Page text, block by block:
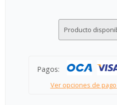
Producto
Pagos:
Ver opciones de